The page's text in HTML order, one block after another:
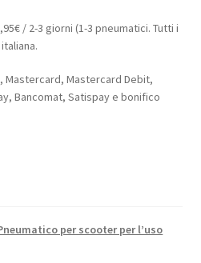
/ 2-3 giorni (1-3 pneumatici. Tutti i
Mastercard, Mastercard Debit,
Bancomat, Satispay e bonifico
per scooter per l’uso